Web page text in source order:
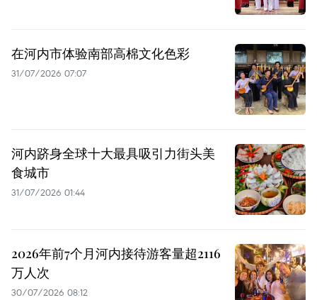
在河内市体验南部高棉文化色彩
31/07/2026 07:07
河内跻身全球十大最具吸引力街头美
食城市
31/07/2026 01:44
2026年前7个月河内接待游客量超2116
万人次
30/07/2026 08:12